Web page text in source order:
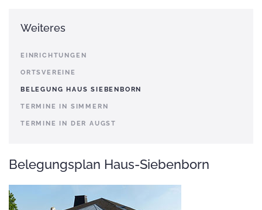
Weiteres
EINRICHTUNGEN
ORTSVEREINE
BELEGUNG HAUS SIEBENBORN
TERMINE IN SIMMERN
TERMINE IN DER AUGST
Belegungsplan Haus-Siebenborn